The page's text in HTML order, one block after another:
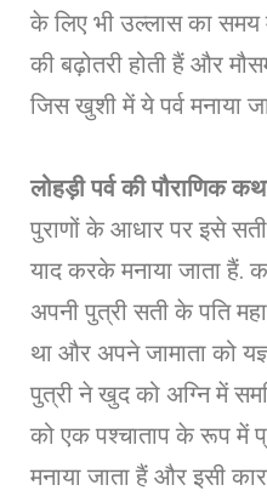
के लिए भी उल्लास का समय
की बढ़ोतरी होती हैं और
जिस खुशी में ये पर्व मनाया
लोहड़ी पर्व की पौराणिक
पुराणों के आधार पर इसे
याद करके मनाया जाता हैं.
अपनी पुत्री सती के पति
था और अपने जामाता को
पुत्री ने खुद को अग्नि में
को एक पश्चाताप के रूप में
मनाया जाता हैं और इसी